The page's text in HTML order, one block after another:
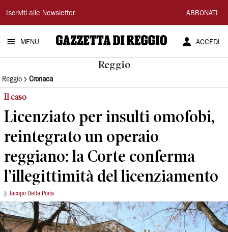
Gazzetta
di
Reggio
Iscriviti alle Newsletter ABBONATI
MENU ACCEDI
Reggio
Reggio Cronaca
Il caso
Licenziato per insulti omofobi,
reintegrato un operaio
reggiano: la Corte conferma
l’illegittimità del licenziamento
Jacopo Della Porta